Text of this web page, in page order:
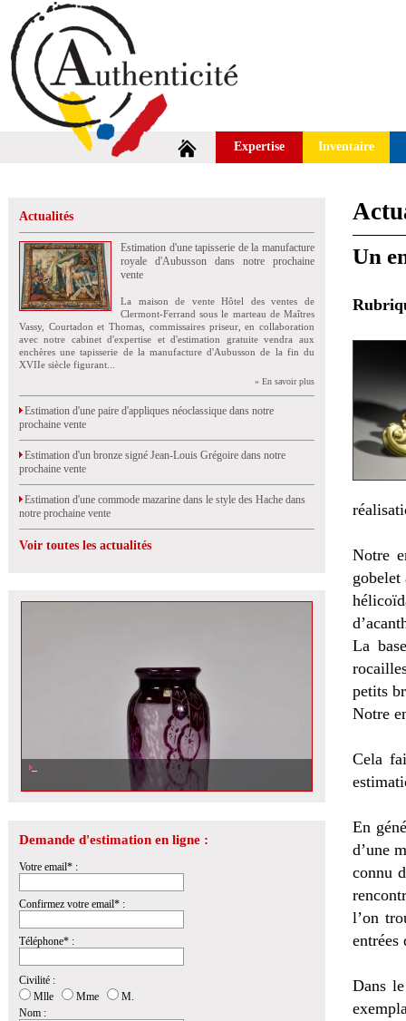
Expertise Inventaire
Actualités
Estimation d'une tapisserie de la manufacture
royale d'Aubusson dans notre prochaine
vente
La maison de vente Hôtel des ventes de
Clermont-Ferrand sous le marteau de Maîtres
Vassy, Courtadon et Thomas, commissaires priseur, en collaboration
avec notre cabinet d'expertise et d'estimation gratuite vendra aux
enchères une tapisserie de la manufacture d'Aubusson de la fin du
XVIIe siècle figurant...
» En savoir plus
Estimation d'une paire d'appliques néoclassique dans notre
prochaine vente
Estimation d'un bronze signé Jean-Louis Grégoire dans notre
prochaine vente
Estimation d'une commode mazarine dans le style des Hache dans
notre prochaine vente
Voir toutes les actualités
Demande d'estimation en ligne :
Votre email* :
Confirmez votre email* :
Téléphone* :
Civilité :
Mlle
Mme
M.
Nom :
Un
Notre
gobelet
La
petits
Notre
Cela
En
d’une
connu
l’on
entrées
Dans